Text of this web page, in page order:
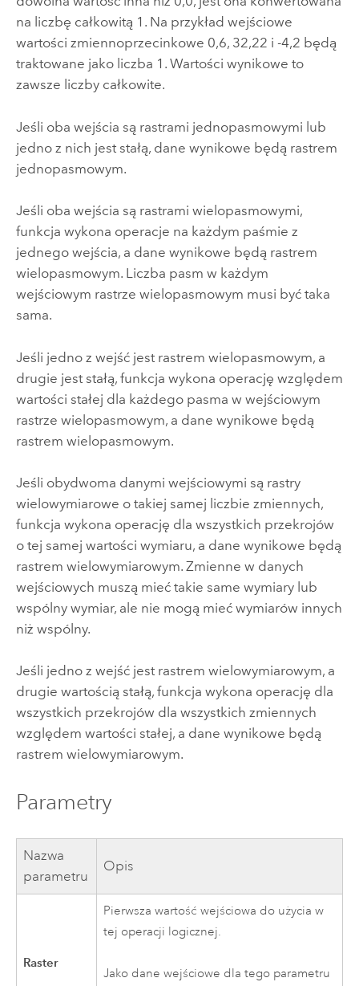
na liczbę całkowitą 1. Na przykład wejściowe
wartości zmiennoprzecinkowe 0,6, 32,22 i -4,2 będą
traktowane jako liczba 1. Wartości wynikowe to
zawsze liczby całkowite.
Jeśli oba wejścia są rastrami jednopasmowymi lub
jedno z nich jest stałą, dane wynikowe będą rastrem
jednopasmowym.
Jeśli oba wejścia są rastrami wielopasmowymi,
funkcja wykona operacje na każdym paśmie z
jednego wejścia, a dane wynikowe będą rastrem
wielopasmowym. Liczba pasm w każdym
wejściowym rastrze wielopasmowym musi być taka
sama.
Jeśli jedno z wejść jest rastrem wielopasmowym, a
drugie jest stałą, funkcja wykona operację względem
wartości stałej dla każdego pasma w wejściowym
rastrze wielopasmowym, a dane wynikowe będą
rastrem wielopasmowym.
Jeśli obydwoma danymi wejściowymi są rastry
wielowymiarowe o takiej samej liczbie zmiennych,
funkcja wykona operację dla wszystkich przekrojów
o tej samej wartości wymiaru, a dane wynikowe będą
rastrem wielowymiarowym. Zmienne w danych
wejściowych muszą mieć takie same wymiary lub
wspólny wymiar, ale nie mogą mieć wymiarów innych
niż wspólny.
Jeśli jedno z wejść jest rastrem wielowymiarowym, a
drugie wartością stałą, funkcja wykona operację dla
wszystkich przekrojów dla wszystkich zmiennych
względem wartości stałej, a dane wynikowe będą
rastrem wielowymiarowym.
Parametry
Nazwa
parametru
Opis
Raster
Pierwsza wartość wejściowa do użycia w
tej operacji logicznej.
Jako dane wejściowe dla tego parametru